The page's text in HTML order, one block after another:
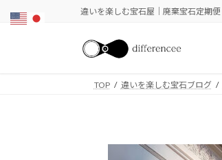
違いを楽しむ宝石屋｜廃棄宝石定期便
TOP 違いを楽しむ宝石ブログ